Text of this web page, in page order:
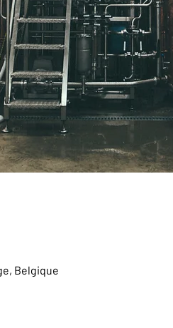
Belgique